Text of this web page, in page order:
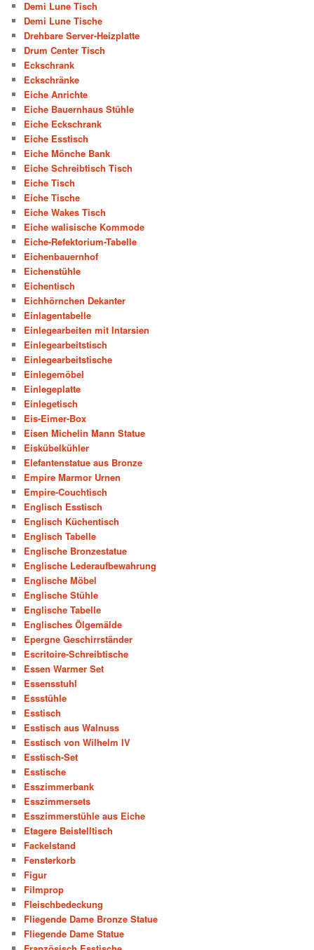
Demi Lune Tisch
Demi Lune Tische
Drehbare Server-Heizplatte
Drum Center Tisch
Eckschrank
Eckschränke
Eiche Anrichte
Eiche Bauernhaus Stühle
Eiche Eckschrank
Eiche Esstisch
Eiche Mönche Bank
Eiche Schreibtisch Tisch
Eiche Tisch
Eiche Tische
Eiche Wakes Tisch
Eiche walisische Kommode
Eiche-Refektorium-Tabelle
Eichenbauernhof
Eichenstühle
Eichentisch
Eichhörnchen Dekanter
Einlagentabelle
Einlegearbeiten mit Intarsien
Einlegearbeitstisch
Einlegearbeitstische
Einlegemöbel
Einlegeplatte
Einlegetisch
Eis-Eimer-Box
Eisen Michelin Mann Statue
Eiskübelkühler
Elefantenstatue aus Bronze
Empire Marmor Urnen
Empire-Couchtisch
Englisch Esstisch
Englisch Küchentisch
Englisch Tabelle
Englische Bronzestatue
Englische Lederaufbewahrung
Englische Möbel
Englische Stühle
Englische Tabelle
Englisches Ölgemälde
Epergne Geschirrständer
Escritoire-Schreibtische
Essen Warmer Set
Essensstuhl
Essstühle
Esstisch
Esstisch aus Walnuss
Esstisch von Wilhelm IV
Esstisch-Set
Esstische
Esszimmerbank
Esszimmersets
Esszimmerstühle aus Eiche
Etagere Beistelltisch
Fackelstand
Fensterkorb
Figur
Filmprop
Fleischbedeckung
Fliegende Dame Bronze Statue
Fliegende Dame Statue